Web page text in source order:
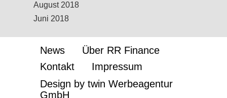
August 2018
Juni 2018
News
Über RR Finance
Kontakt
Impressum
Design by twin Werbeagentur
GmbH